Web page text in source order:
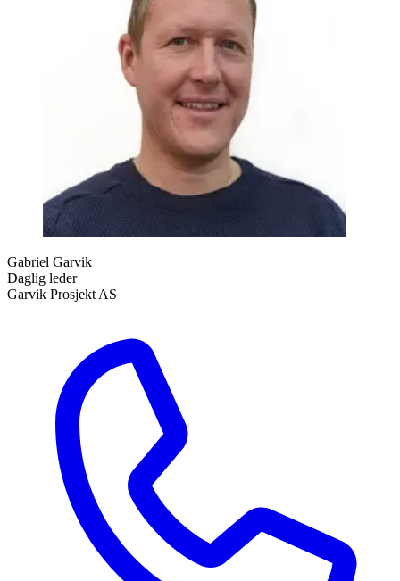
Gabriel Garvik
Daglig leder
Garvik Prosjekt AS